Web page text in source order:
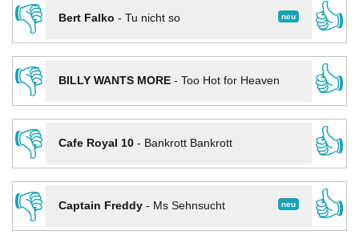
👎
neu
Bert Falko - Tu nicht so
👍
👎
BILLY WANTS MORE- Too Hot for Heaven
👍
👎
Cafe Royal 10- Bankrott Bankrott
👍
👎
neu
Captain Freddy- Ms Sehnsucht
👍